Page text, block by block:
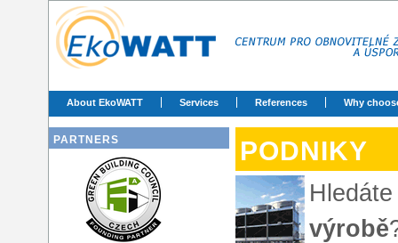
About EkoWATT Services References Why
PARTNERS PODNIKY
výrobě